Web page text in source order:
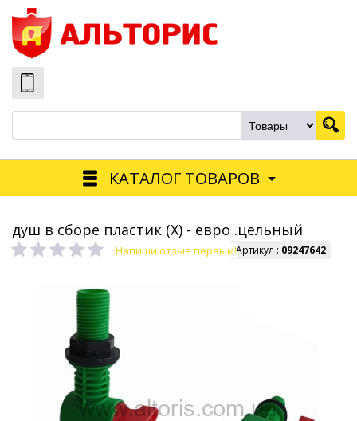
КАТАЛОГ ТОВАРОВ
душ в сборе пластик (Х) - евро .цельный
Напиши отзыв первым!Артикул : 09247642